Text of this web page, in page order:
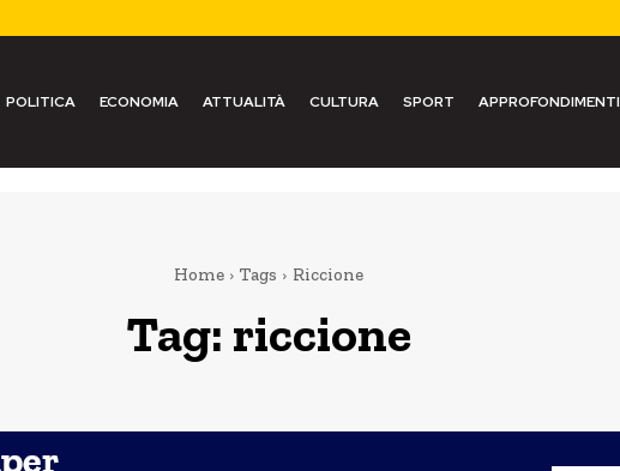
POLITICA ECONOMIA ATTUALITÀ CULTURA SPORT APPROFONDIMENTI
Home Tags Riccione
Tag: riccione